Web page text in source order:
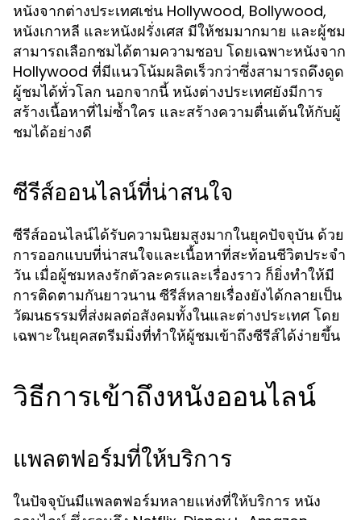
หนังจากต่างประเทศเช่น Hollywood, Bollywood,
หนังเกาหลี และหนังฝรั่งเศส มีให้ชมมากมาย และผู้ชม
สามารถเลือกชมได้ตามความชอบ โดยเฉพาะหนังจาก
Hollywood ที่มีแนวโน้มผลิตเร็วกว่าซึ่งสามารถดึงดูด
ผู้ชมได้ทั่วโลก นอกจากนี้ หนังต่างประเทศยังมีการ
สร้างเนื้อหาที่ไม่ซ้ำใคร และสร้างความตื่นเต้นให้กับผู้
ชมได้อย่างดี
ซีรีส์ออนไลน์ที่น่าสนใจ
ซีรีส์ออนไลน์ได้รับความนิยมสูงมากในยุคปัจจุบัน ด้วย
การออกแบบที่น่าสนใจและเนื้อหาที่สะท้อนชีวิตประจำ
วัน เมื่อผู้ชมหลงรักตัวละครและเรื่องราว ก็ยิ่งทำให้มี
การติดตามกันยาวนาน ซีรีส์หลายเรื่องยังได้กลายเป็น
วัฒนธรรมที่ส่งผลต่อสังคมทั้งในและต่างประเทศ โดย
เฉพาะในยุคสตรีมมิ่งที่ทำให้ผู้ชมเข้าถึงซีรีส์ได้ง่ายขึ้น
วิธีการเข้าถึงหนังออนไลน์
แพลตฟอร์มที่ให้บริการ
ในปัจจุบันมีแพลตฟอร์มหลายแห่งที่ให้บริการ หนัง